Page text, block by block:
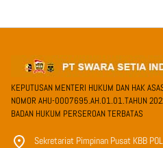
KEPUTUSAN MENTERI HUKUM DAN HAK
NOMOR AHU-0007695.AH.01.01.TAHUN
BADAN HUKUM PERSEROAN TERBATAS
Sekretariat Pimpinan Pusat KBB